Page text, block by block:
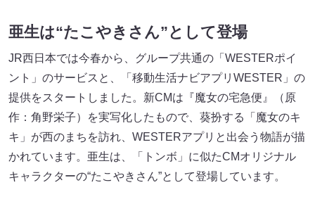
亜生は“たこやきさん”として登場
JR西日本では今春から、グループ共通の「WESTERポイ
ント」のサービスと、「移動生活ナビアプリWESTER」の
提供をスタートしました。新CMは『魔女の宅急便』（原
作：角野栄子）を実写化したもので、葵扮する「魔女のキ
キ」が西のまちを訪れ、WESTERアプリと出会う物語が描
かれています。亜生は、「トンボ」に似たCMオリジナル
キャラクターの“たこやきさん”として登場しています。